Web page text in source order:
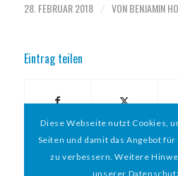
28. FEBRUAR 2018 / VONBENJAMIN
Eintrag teilen
Diese Webseite nutzt Cookies,
Seiten und damit das Angebot
zu verbessern. Weitere
unserer